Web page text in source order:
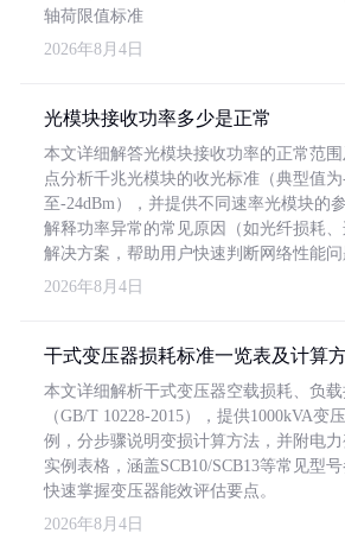
轴荷限值标准
2026年8月4日
光模块接收功率多少是正常
本文详细解答光模块接收功率的正常范
点分析千兆光模块的收光标准（典型值为
至-24dBm），并提供不同速率光模块的
解释功率异常的常见原因（如光纤损耗
解决方案，帮助用户快速判断网络性能问
2026年8月4日
干式变压器损耗标准一览表及计算
本文详细解析干式变压器空载损耗、负
（GB/T 10228-2015），提供1000kVA变
例，分步骤说明变损计算方法，并附电
实例表格，涵盖SCB10/SCB13等常见型
快速掌握变压器能效评估要点。
2026年8月4日